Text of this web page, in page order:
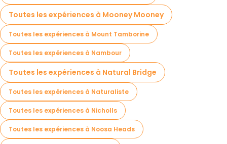
Toutes les expériences à Mooney Mooney
Toutes les expériences à Mount Tamborine
Toutes les expériences à Nambour
Toutes les expériences à Natural Bridge
Toutes les expériences à Naturaliste
Toutes les expériences à Nicholls
Toutes les expériences à Noosa Heads